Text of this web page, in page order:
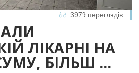
3979 переглядів
ЛІКАРНІ НА
БІЛЬШ ...